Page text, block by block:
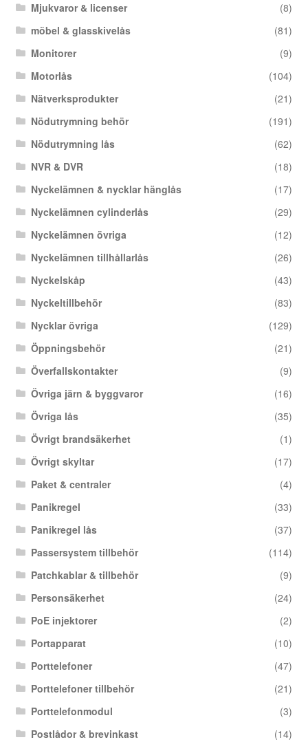
Mjukvaror & licenser
(8)
möbel & glasskivelås
(81)
Monitorer
(9)
Motorlås
(104)
Nätverksprodukter
(21)
Nödutrymning behör
(191)
Nödutrymning lås
(62)
NVR & DVR
(18)
Nyckelämnen & nycklar hänglås
(17)
Nyckelämnen cylinderlås
(29)
Nyckelämnen övriga
(12)
Nyckelämnen tillhållarlås
(26)
Nyckelskåp
(43)
Nyckeltillbehör
(83)
Nycklar övriga
(129)
Öppningsbehör
(21)
Överfallskontakter
(9)
Övriga järn & byggvaror
(16)
Övriga lås
(35)
Övrigt brandsäkerhet
(1)
Övrigt skyltar
(17)
Paket & centraler
(4)
Panikregel
(33)
Panikregel lås
(37)
Passersystem tillbehör
(114)
Patchkablar & tillbehör
(9)
Personsäkerhet
(24)
PoE injektorer
(2)
Portapparat
(10)
Porttelefoner
(47)
Porttelefoner tillbehör
(21)
Porttelefonmodul
(3)
Postlådor & brevinkast
(14)